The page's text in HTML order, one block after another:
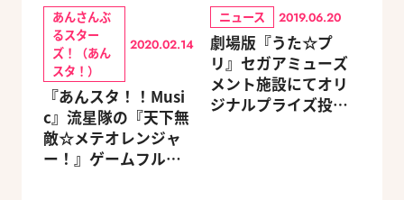
あんさんぶ
るスター
ズ！（あん
スタ！）
2020.02.14
『あんスタ！！Musi
c』流星隊の『天下無
敵☆メテオレンジャ
ー！』ゲームフルサ
ニュース 2019.06.20
劇場版『うた☆プ
リ』セガアミューズ
メント施設にてオリ
ジナルプライズ投入